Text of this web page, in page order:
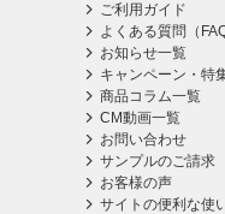
ご利用ガイド
よくある質問（FAQ
お知らせ一覧
キャンペーン・特
商品コラム一覧
CM動画一覧
お問い合わせ
サンプルのご請求
お客様の声
サイトの便利な使